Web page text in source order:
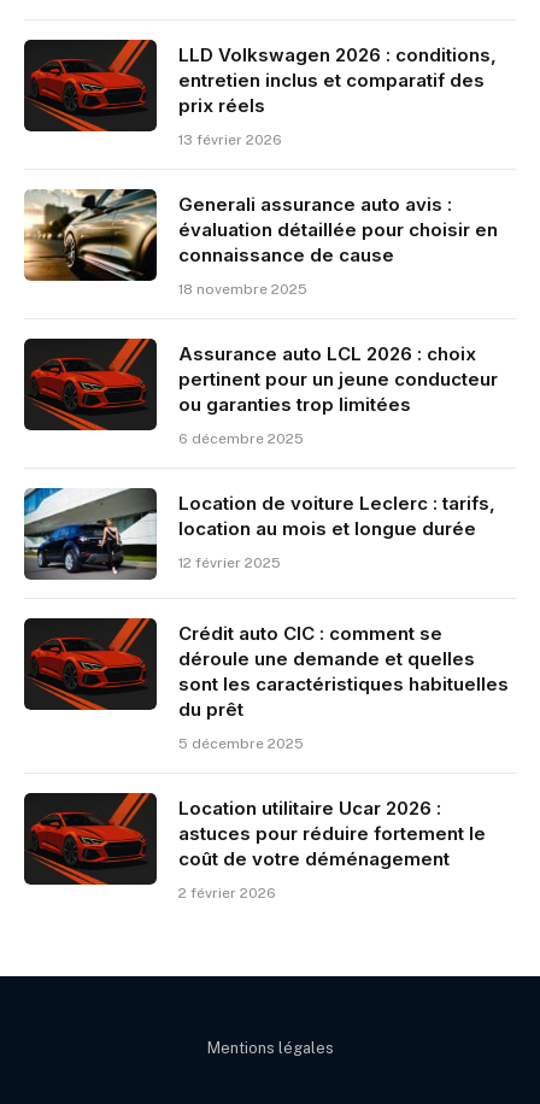
LLD Volkswagen 2026 : conditions,
entretien inclus et comparatif des
prix réels
13 février 2026
Generali assurance auto avis :
évaluation détaillée pour choisir en
connaissance de cause
18 novembre 2025
Assurance auto LCL 2026 : choix
pertinent pour un jeune conducteur
ou garanties trop limitées
6 décembre 2025
Location de voiture Leclerc : tarifs,
location au mois et longue durée
12 février 2025
Crédit auto CIC : comment se
déroule une demande et quelles
sont les caractéristiques habituelles
du prêt
5 décembre 2025
Location utilitaire Ucar 2026 :
astuces pour réduire fortement le
coût de votre déménagement
2 février 2026
Mentions légales